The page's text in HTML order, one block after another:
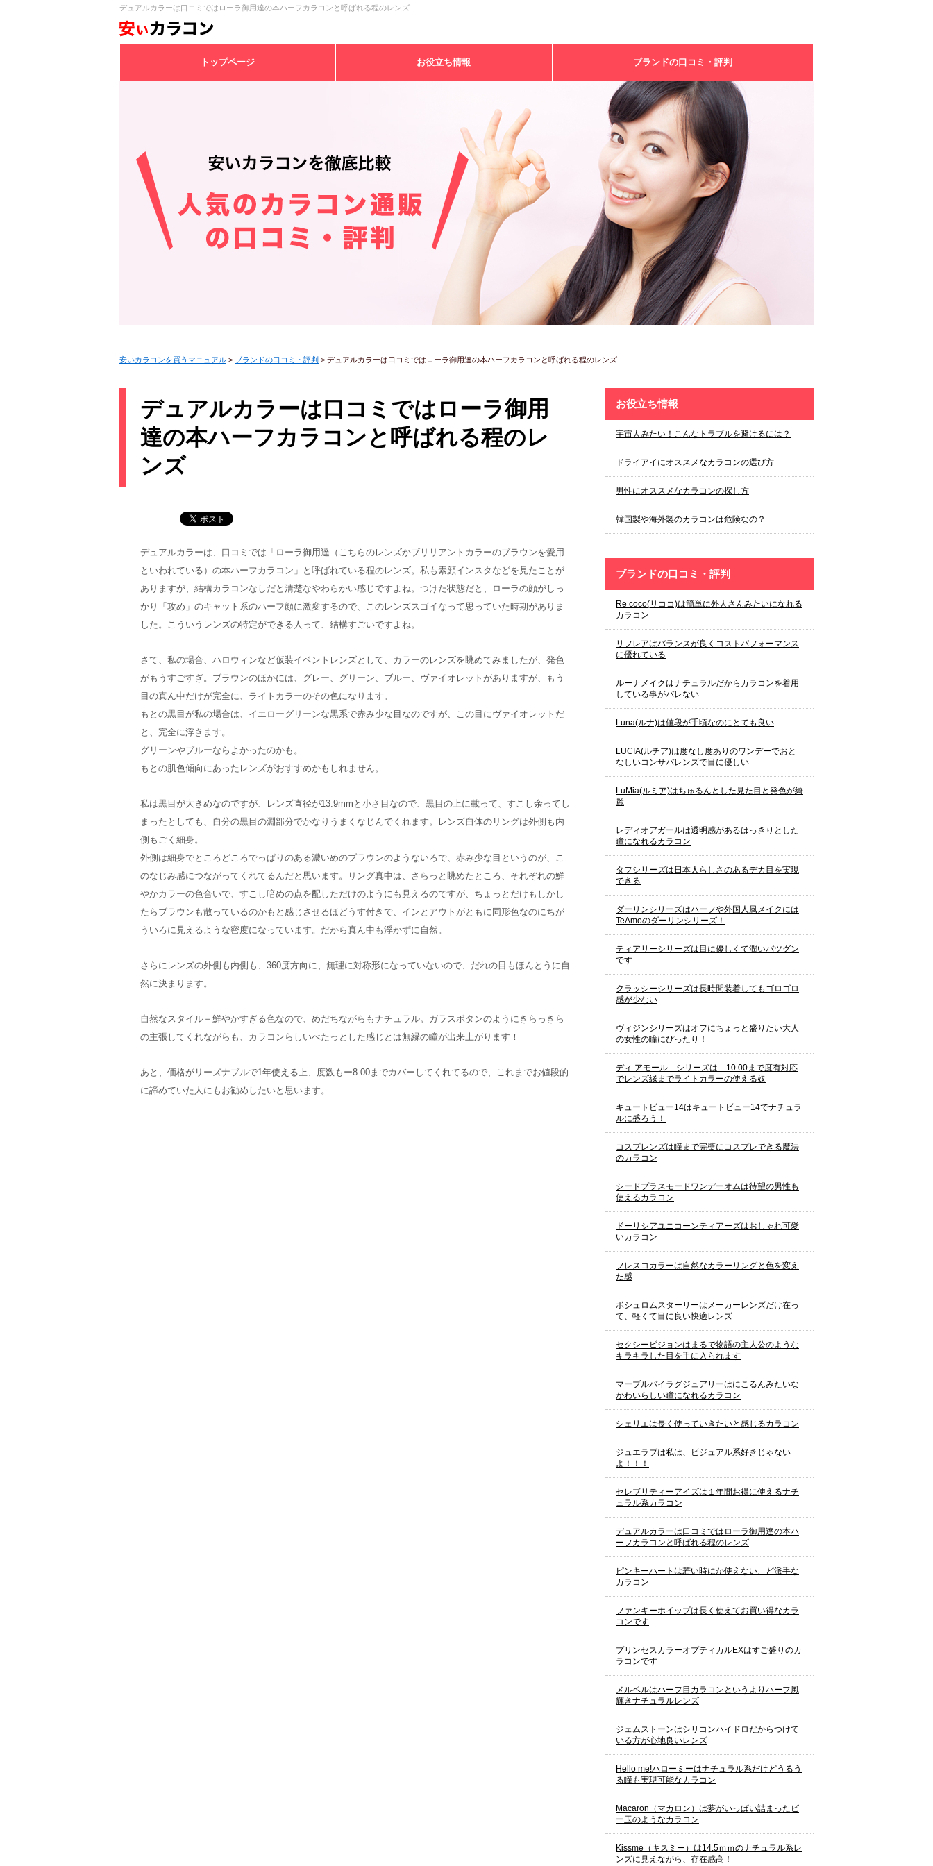
デュアルカラーは口コミではローラ御用達の本ハーフカラコンと呼ばれる程のレンズ
トップページ お役立ち情報 ブランドの口コミ・評判
安いカラコンを買うマニュアル > ブランドの口コミ・評判 > デュアルカラーは口コミではローラ御用達の本ハーフカラコンと呼ばれる程のレンズ
デュアルカラーは口コミではローラ御用
達の本ハーフカラコンと呼ばれる程のレ
ンズ
デュアルカラーは、口コミでは「ローラ御用達（こちらのレンズかブリリアントカラーのブラウンを愛用
といわれている）の本ハーフカラコン」と呼ばれている程のレンズ。私も素顔インスタなどを見たことが
ありますが、結構カラコンなしだと清楚なやわらかい感じですよね。つけた状態だと、ローラの顔がしっ
かり「攻め」のキャット系のハーフ顔に激変するので、このレンズスゴイなって思っていた時期がありま
した。こういうレンズの特定ができる人って、結構すごいですよね。
さて、私の場合、ハロウィンなど仮装イベントレンズとして、カラーのレンズを眺めてみましたが、発色
がもうすごすぎ。ブラウンのほかには、グレー、グリーン、ブルー、ヴァイオレットがありますが、もう
目の真ん中だけが完全に、ライトカラーのその色になります。
もとの黒目が私の場合は、イエローグリーンな黒系で赤み少な目なのですが、この目にヴァイオレットだ
と、完全に浮きます。
グリーンやブルーならよかったのかも。
もとの肌色傾向にあったレンズがおすすめかもしれません。
私は黒目が大きめなのですが、レンズ直径が13.9mmと小さ目なので、黒目の上に載って、すこし余ってし
まったとしても、自分の黒目の淵部分でかなりうまくなじんでくれます。レンズ自体のリングは外側も内
側もごく細身。
外側は細身でところどころでっぱりのある濃いめのブラウンのようないろで、赤み少な目というのが、こ
のなじみ感につながってくれてるんだと思います。リング真中は、さらっと眺めたところ、それぞれの鮮
やかカラーの色合いで、すこし暗めの点を配しただけのようにも見えるのですが、ちょっとだけもしかし
たらブラウンも散っているのかもと感じさせるほどうす付きで、インとアウトがともに同形色なのにちが
ういろに見えるような密度になっています。だから真ん中も浮かずに自然。
さらにレンズの外側も内側も、360度方向に、無理に対称形になっていないので、だれの目もほんとうに自
然に決まります。
自然なスタイル＋鮮やかすぎる色なので、めだちながらもナチュラル。ガラスボタンのようにきらっきら
の主張してくれながらも、カラコンらしいべたっとした感じとは無縁の瞳が出来上がります！
あと、価格がリーズナブルで1年使える上、度数もー8.00までカバーしてくれてるので、これまでお値段的
に諦めていた人にもお勧めしたいと思います。
お役立ち情報
宇宙人みたい！こんなトラブルを避けるには？
ドライアイにオススメなカラコンの選び方
男性にオススメなカラコンの探し方
韓国製や海外製のカラコンは危険なの？
ブランドの口コミ・評判
Re coco(リココ)は簡単に外人さんみたいになれる
カラコン
リフレアはバランスが良くコストパフォーマンス
に優れている
ルーナメイクはナチュラルだからカラコンを着用
している事がバレない
Luna(ルナ)は値段が手頃なのにとても良い
LUCIA(ルチア)は度なし度ありのワンデーでおと
なしいコンサバレンズで目に優しい
LuMia(ルミア)はちゅるんとした見た目と発色が綺
麗
レディオアガールは透明感があるはっきりとした
瞳になれるカラコン
タフシリーズは日本人らしさのあるデカ目を実現
できる
ダーリンシリーズはハーフや外国人風メイクには
TeAmoのダーリンシリーズ！
ティアリーシリーズは目に優しくて潤いバツグン
です
クラッシーシリーズは長時間装着してもゴロゴロ
感が少ない
ヴィジンシリーズはオフにちょっと盛りたい大人
の女性の瞳にぴったり！
ディ.アモール シリーズは－10.00まで度有対応
でレンズ縁までライトカラーの使える奴
キュートビュー14はキュートビュー14でナチュラ
ルに盛ろう！
コスプレンズは瞳まで完璧にコスプレできる魔法
のカラコン
シードプラスモードワンデーオムは待望の男性も
使えるカラコン
ドーリシアユニコーンティアーズはおしゃれ可愛
いカラコン
フレスコカラーは自然なカラーリングと色を変え
た感
ボシュロムスターリーはメーカーレンズだけ在っ
て、軽くて目に良い快適レンズ
セクシービジョンはまるで物語の主人公のような
キラキラした目を手に入られます
マーブルバイラグジュアリーはにこるんみたいな
かわいらしい瞳になれるカラコン
シェリエは長く使っていきたいと感じるカラコン
ジュエラブは私は、ビジュアル系好きじゃない
よ！！！
セレブリティーアイズは１年間お得に使えるナチ
ュラル系カラコン
デュアルカラーは口コミではローラ御用達の本ハ
ーフカラコンと呼ばれる程のレンズ
ピンキーハートは若い時にか使えない、ど派手な
カラコン
ファンキーホイップは長く使えてお買い得なカラ
コンです
プリンセスカラーオプティカルEXはすご盛りのカ
ラコンです
メルベルはハーフ目カラコンというよりハーフ風
輝きナチュラルレンズ
ジェムストーンはシリコンハイドロだからつけて
いる方が心地良いレンズ
Hello me!ハローミーはナチュラル系だけどうるう
る瞳も実現可能なカラコン
Macaron（マカロン）は夢がいっぱい詰まったビ
ー玉のようなカラコン
Kissme（キスミー）は14.5ｍｍのナチュラル系レ
ンズに見えながら、存在感高！